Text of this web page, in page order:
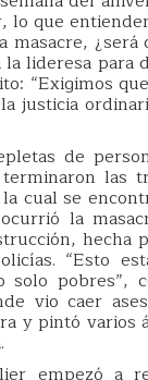
lo que
lideresa para
“Exigimos
justicia
de
las
cual se
la
hecha
“Esto
pobres”,
vio caer
y pintó varios